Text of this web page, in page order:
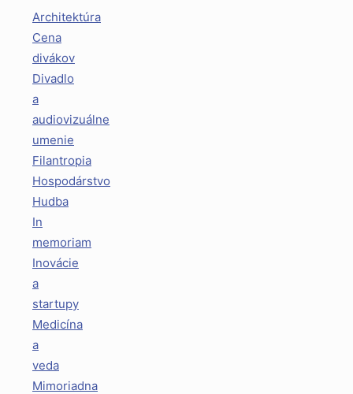
Architektúra
Cena
divákov
Divadlo
a
audiovizuálne
umenie
Filantropia
Hospodárstvo
Hudba
In
memoriam
Inovácie
a
startupy
Medicína
a
veda
Mimoriadna